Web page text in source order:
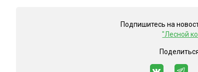
Подпишитесь на
"Лесной